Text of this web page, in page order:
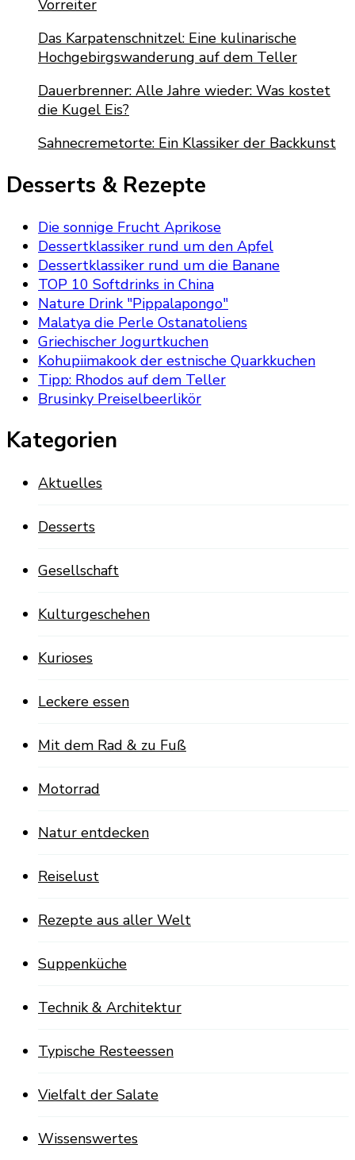
Vorreiter
Das Karpatenschnitzel: Eine kulinarische
Hochgebirgswanderung auf dem Teller
Dauerbrenner: Alle Jahre wieder: Was kostet
die Kugel Eis?
Sahnecremetorte: Ein Klassiker der Backkunst
Desserts & Rezepte
Die sonnige Frucht Aprikose
Dessertklassiker rund um den Apfel
Dessertklassiker rund um die Banane
TOP 10 Softdrinks in China
Nature Drink "Pippalapongo"
Malatya die Perle Ostanatoliens
Griechischer Jogurtkuchen
Kohupiimakook der estnische Quarkkuchen
Tipp: Rhodos auf dem Teller
Brusinky Preiselbeerlikör
Kategorien
Aktuelles
Desserts
Gesellschaft
Kulturgeschehen
Kurioses
Leckere essen
Mit dem Rad & zu Fuß
Motorrad
Natur entdecken
Reiselust
Rezepte aus aller Welt
Suppenküche
Technik & Architektur
Typische Resteessen
Vielfalt der Salate
Wissenswertes